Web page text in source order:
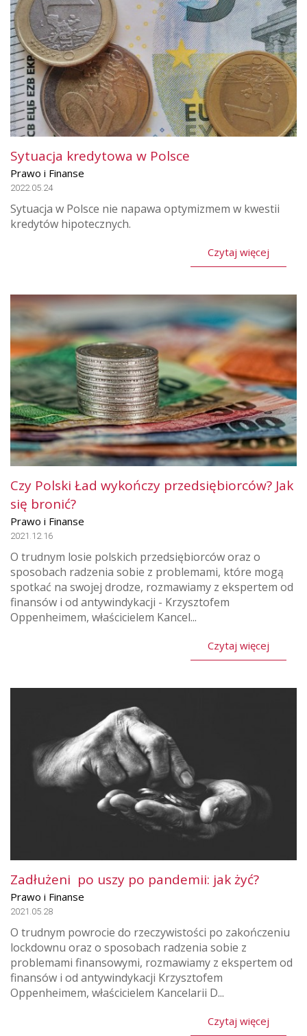
Sytuacja kredytowa w Polsce
Prawo i Finanse
2022.05.24
Sytuacja w Polsce nie napawa optymizmem w kwestii
kredytów hipotecznych.
Czytaj więcej
Czy Polski Ład wykończy przedsiębiorców? Jak
się bronić?
Prawo i Finanse
2021.12.16
O trudnym losie polskich przedsiębiorców oraz o
sposobach radzenia sobie z problemami, które mogą
spotkać na swojej drodze, rozmawiamy z ekspertem od
finansów i od antywindykacji - Krzysztofem
Oppenheimem, właścicielem Kancel...
Czytaj więcej
Zadłużeni po uszy po pandemii: jak żyć?
Prawo i Finanse
2021.05.28
O trudnym powrocie do rzeczywistości po zakończeniu
lockdownu oraz o sposobach radzenia sobie z
problemami finansowymi, rozmawiamy z ekspertem od
finansów i od antywindykacji Krzysztofem
Oppenheimem, właścicielem Kancelarii D...
Czytaj więcej